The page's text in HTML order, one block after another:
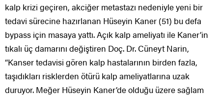
kalp krizi geçiren, akciğer metastazı nedeniyle yeni bir
tedavi sürecine hazırlanan Hüseyin Kaner (51) bu defa
bypass için masaya yattı. Açık kalp ameliyatı ile Kaner’in
tıkalı üç damarını değiştiren Doç. Dr. Cüneyt Narin,
“Kanser tedavisi gören kalp hastalarının birden fazla,
taşıdıkları risklerden ötürü kalp ameliyatlarına uzak
duruyor. Meğer Hüseyin Kaner’de olduğu üzere sağlam